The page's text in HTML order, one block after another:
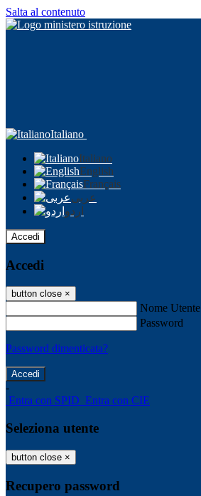
Salta al contenuto
Italiano
Italiano
English
Français
عربى
اردو
Accedi
Accedi
button close ×
Nome Utente
Password
Password dimenticata?
-
Entra con SPID Entra con CIE
Seleziona utente
button close ×
Recupero password